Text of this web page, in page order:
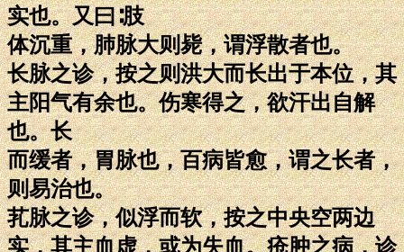
实也。又曰∶肢
体沉重，肺脉大则毙，谓浮散者也。
长脉之诊，按之则洪大而长出于本位，其
主阳气有余也。伤寒得之，欲汗出自解
也。长
而缓者，胃脉也，百病皆愈，谓之长者，
则易治也。
芤脉之诊，似浮而软，按之中央空两边
实，其主血虚，或为失血。疮肿之病，诊